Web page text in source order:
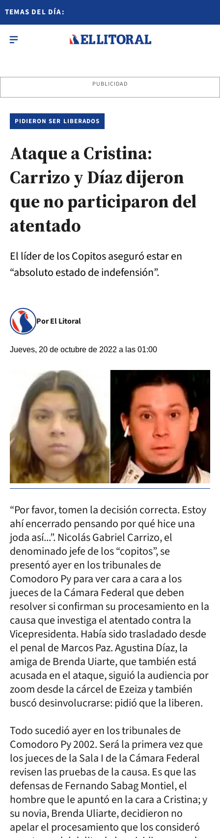
TEMAS DEL DÍA:
PUBLICIDAD
PIDIERON SER LIBERADOS
Ataque a Cristina:
Carrizo y Díaz dijeron
que no participaron del
atentado
El líder de los Copitos aseguró estar en
“absoluto estado de indefensión”.
Por El Litoral
Jueves, 20 de octubre de 2022 a las 01:00
“Por favor, tomen la decisión correcta. Estoy
ahí encerrado pensando por qué hice una
joda así...”. Nicolás Gabriel Carrizo, el
denominado jefe de los “copitos”, se
presentó ayer en los tribunales de
Comodoro Py para ver cara a cara a los
jueces de la Cámara Federal que deben
resolver si confirman su procesamiento en la
causa que investiga el atentado contra la
Vicepresidenta. Había sido trasladado desde
el penal de Marcos Paz. Agustina Díaz, la
amiga de Brenda Uiarte, que también está
acusada en el ataque, siguió la audiencia por
zoom desde la cárcel de Ezeiza y también
buscó desinvolucrarse: pidió que la liberen.
Todo sucedió ayer en los tribunales de
Comodoro Py 2002. Será la primera vez que
los jueces de la Sala I de la Cámara Federal
revisen las pruebas de la causa. Es que las
defensas de Fernando Sabag Montiel, el
hombre que le apuntó en la cara a Cristina; y
su novia, Brenda Uliarte, decidieron no
apelar el procesamiento que los consideró